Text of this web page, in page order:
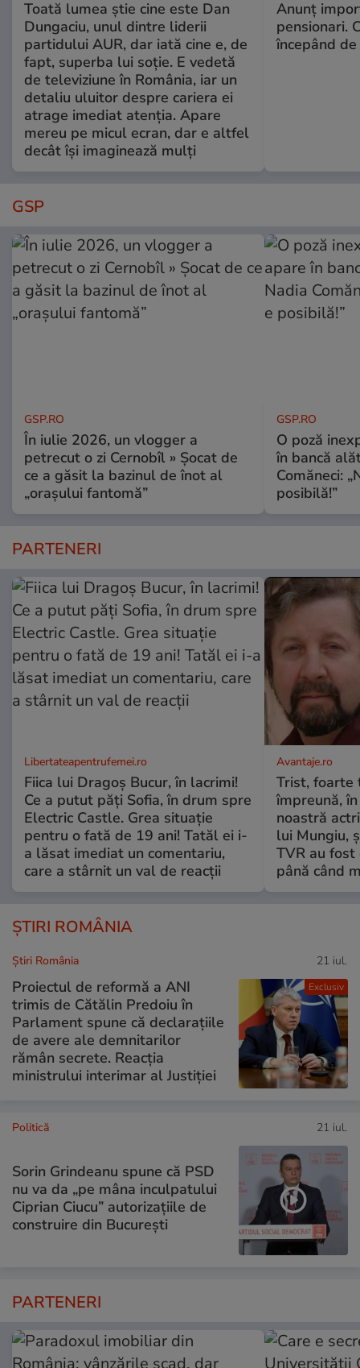
Toată lumea știe cine este Dan
Dungaciu, unul dintre liderii
partidului AUR, dar iată cine e, de
fapt, superba lui soție. E vedetă
de televiziune în România, iar un
detaliu uluitor despre cariera ei
atrage imediat atenția. Apare
mereu pe micul ecran, dar e altfel
decât își imaginează mulți
Anunț
pensionari.
începând
GSP
GSP.RO
În iulie 2026, un vlogger a
petrecut o zi Cernobîl » Șocat de
ce a găsit la bazinul de înot al
„orașului fantomă”
GSP.RO
O poză
în bancă
Comăneci:
posibilă!”
PARTENERI
Libertateapentrufemei.ro
Fiica lui Dragoș Bucur, în lacrimi!
Ce a putut păți Sofia, în drum spre
Electric Castle. Grea situație
pentru o fată de 19 ani! Tatăl ei i-
a lăsat imediat un comentariu,
care a stârnit un val de reacții
Avantaje.ro
Trist, foarte
împreună,
noastră
lui Mungiu,
TVR au
până când
ȘTIRI ROMÂNIA
Exclusiv
Știri România 21 iul.
Proiectul de reformă a ANI
trimis de Cătălin Predoiu în
Parlament spune că declarațiile
de avere ale demnitarilor
rămân secrete. Reacția
ministrului interimar al Justiției
Politică 21 iul.
Sorin Grindeanu spune că PSD
nu va da „pe mâna inculpatului
Ciprian Ciucu” autorizațiile de
construire din București
PARTENERI